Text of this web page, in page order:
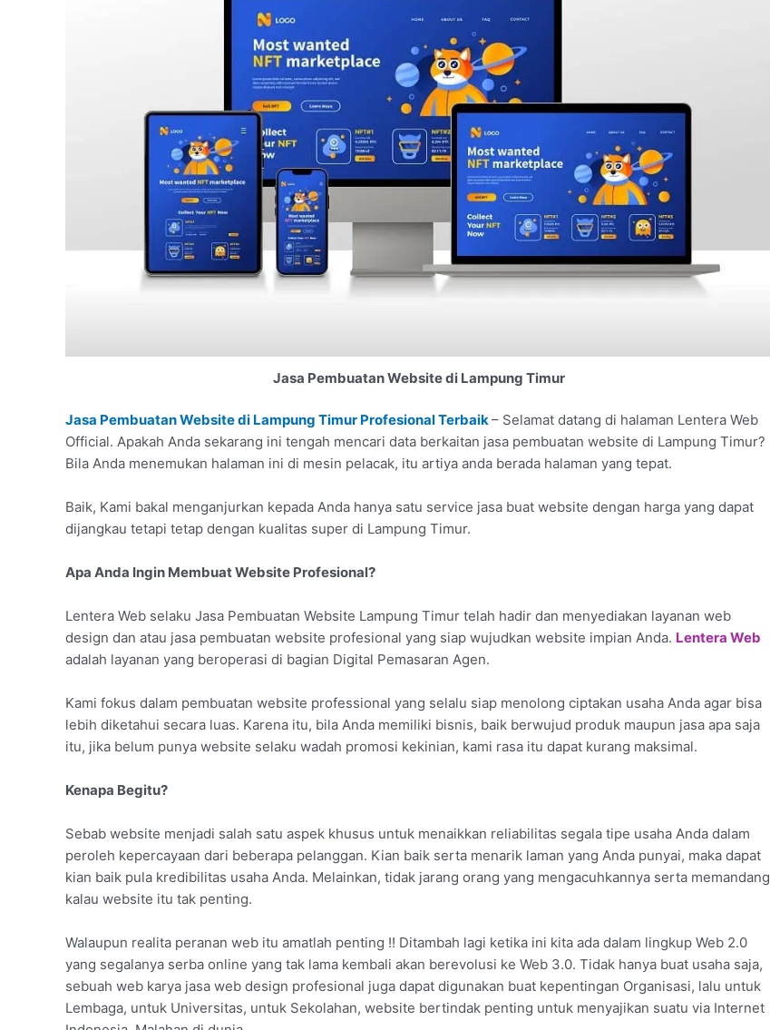
Jasa Pembuatan Website di Lampung Timur
Jasa Pembuatan Website di Lampung Timur Profesional Terbaik– Selamat datang di halaman Lentera Web
Official. Apakah Anda sekarang ini tengah mencari data berkaitan jasa pembuatan website di Lampung Timur?
Bila Anda menemukan halaman ini di mesin pelacak, itu artiya anda berada halaman yang tepat.
Baik, Kami bakal menganjurkan kepada Anda hanya satu service jasa buat website dengan harga yang dapat
dijangkau tetapi tetap dengan kualitas super di Lampung Timur.
Apa Anda Ingin Membuat Website Profesional?
Lentera Web selaku Jasa Pembuatan Website Lampung Timur telah hadir dan menyediakan layanan web
design dan atau jasa pembuatan website profesional yang siap wujudkan website impian Anda. Lentera Web
adalah layanan yang beroperasi di bagian Digital Pemasaran Agen.
Kami fokus dalam pembuatan website professional yang selalu siap menolong ciptakan usaha Anda agar bisa
lebih diketahui secara luas. Karena itu, bila Anda memiliki bisnis, baik berwujud produk maupun jasa apa saja
itu, jika belum punya website selaku wadah promosi kekinian, kami rasa itu dapat kurang maksimal.
Kenapa Begitu?
Sebab website menjadi salah satu aspek khusus untuk menaikkan reliabilitas segala tipe usaha Anda dalam
peroleh kepercayaan dari beberapa pelanggan. Kian baik serta menarik laman yang Anda punyai, maka dapat
kian baik pula kredibilitas usaha Anda. Melainkan, tidak jarang orang yang mengacuhkannya serta memandang
kalau website itu tak penting.
Walaupun realita peranan web itu amatlah penting !! Ditambah lagi ketika ini kita ada dalam lingkup Web 2.0
yang segalanya serba online yang tak lama kembali akan berevolusi ke Web 3.0. Tidak hanya buat usaha saja,
sebuah web karya jasa web design profesional juga dapat digunakan buat kepentingan Organisasi, lalu untuk
Lembaga, untuk Universitas, untuk Sekolahan, website bertindak penting untuk menyajikan suatu via Internet